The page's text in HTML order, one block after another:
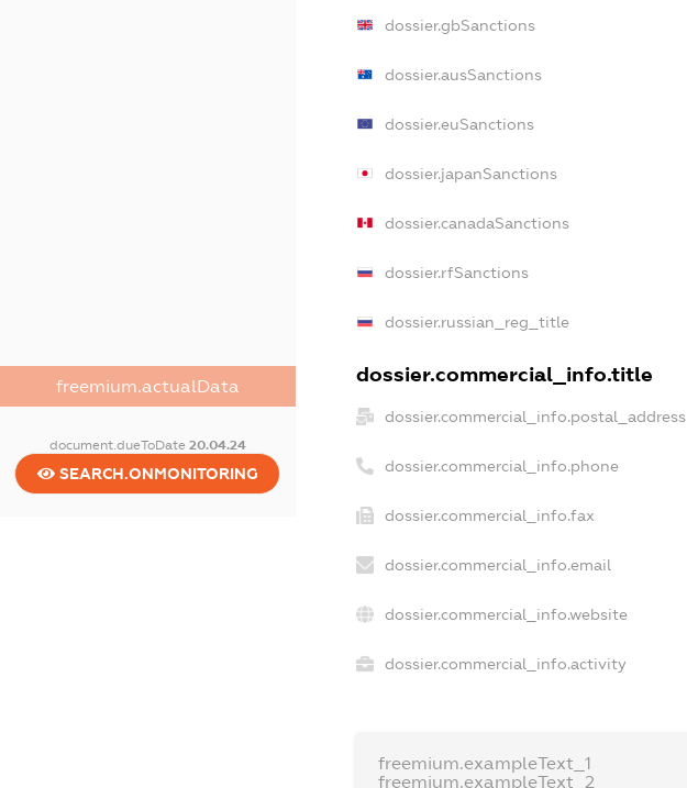
freemium.actualData
document.dueToDate 20.04.24
SEARCH.ONMONITORING
dossier.gbSanctions
dossier.ausSanctions
dossier.euSanctions
dossier.japanSanctions
dossier.canadaSanctions
dossier.rfSanctions
dossier.russian_reg_title
dossier.commercial_info.title
dossier.commercial_info.postal_address
dossier.commercial_info.phone
dossier.commercial_info.fax
dossier.commercial_info.email
dossier.commercial_info.website
dossier.commercial_info.activity
freemium.exampleText_1
freemium.exampleText_2